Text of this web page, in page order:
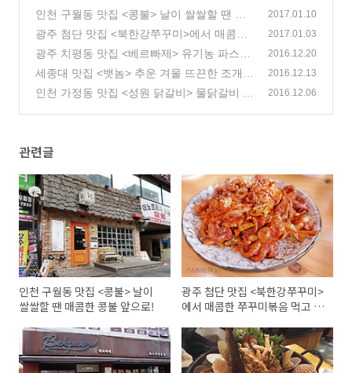
인천 구월동 맛집 <콩불> 날이 쌀쌀할 땐 매
콤한 콩불 앞으로!
(2)
2017.01.10
광주 첨단 맛집 <북한강쭈꾸미>에서 매콤한
쭈꾸미볶음 먹고 스트레스 날려요!
(2)
2017.01.03
광주 치평동 맛집 <베르빠제> 유기농 파스타
와 함께 맛있는 연말모임장소로 제격인 맛집
(2)
2016.12.20
세종대 맛집 <뱃놈> 추운 겨울 뜨끈한 조개찜
과 술 한잔이 생각날 때 찾는 맛집
(2)
2016.12.13
인천 가정동 맛집 <성원 닭갈비> 물닭갈비 원
2016.12.06
관련글
인천 구월동 맛집 <콩불> 날이
쌀쌀할 땐 매콤한 콩불 앞으로!
광주 첨단 맛집 <북한강쭈꾸미>
에서 매콤한 쭈꾸미볶음 먹고 스